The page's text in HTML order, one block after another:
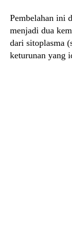
Pembelahan ini
menjadi dua
dari sitoplasma
keturunan yang